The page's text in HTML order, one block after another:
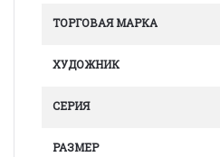
ТОРГОВАЯ МАРКА
ХУДОЖНИК
СЕРИЯ
РАЗМЕР